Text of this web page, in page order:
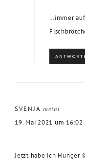
…immer
SVENJA meint
19. Mai 2021 um 16:02
Jetzt habe ich Hunger